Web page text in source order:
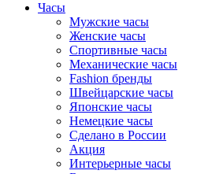
Часы
Мужские часы
Женские часы
Спортивные часы
Механические часы
Fashion бренды
Швейцарские часы
Японские часы
Немецкие часы
Сделано в России
Акция
Интерьерные часы